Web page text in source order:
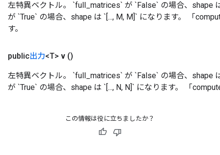
左特異ベクトル。 `full_matrices` が `False` の場合、shape
が `True` の場合、shape は `[..., M, M]` になります。 「
す。
public出力<T> v ()
左特異ベクトル。 `full_matrices` が `False` の場合、shape
が `True` の場合、shape は `[..., N, N]` になります。 「
この情報は役に立ちましたか？